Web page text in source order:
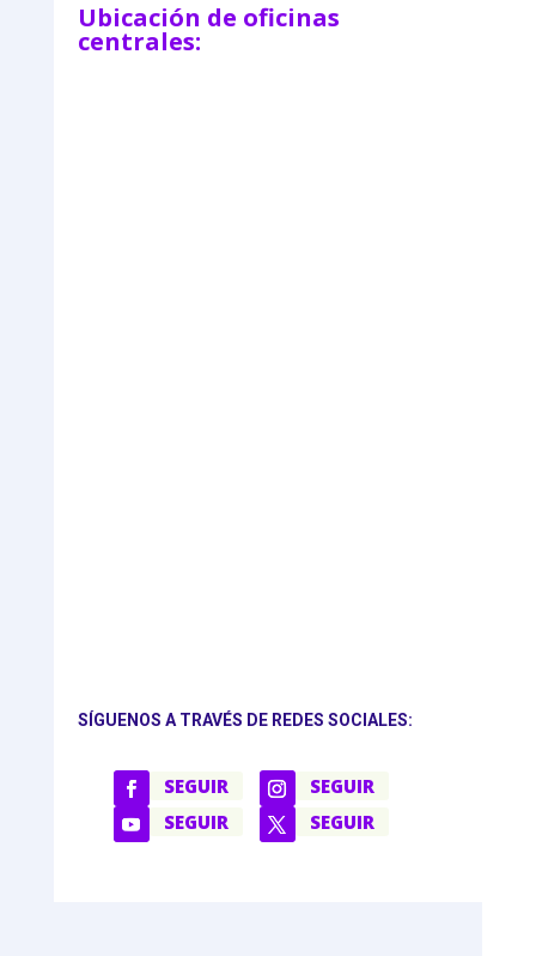
Ubicación de oficinas
centrales:
SÍGUENOS A TRAVÉS DE REDES SOCIALES:
SEGUIR
SEGUIR
SEGUIR
SEGUIR